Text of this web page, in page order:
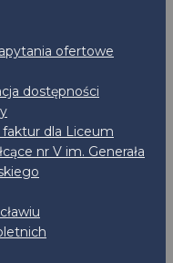
ofertowe
dostępności
dla Liceum
nr V im. Generała